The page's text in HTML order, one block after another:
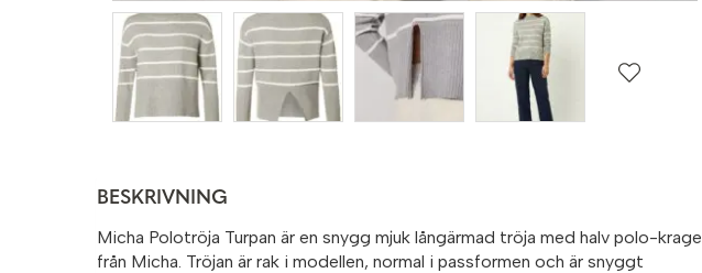
BESKRIVNING
Micha Polotröja Turpan är en snygg mjuk långärmad tröja med halv polo-krage
från Micha. Tröjan är rak i modellen, normal i passformen och är snyggt